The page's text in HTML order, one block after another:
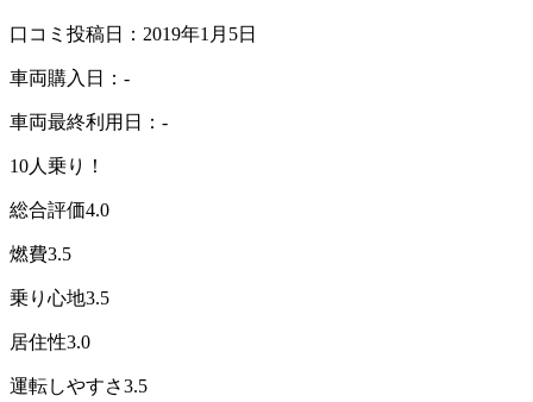
口コミ投稿日：2019年1月5日
車両購入日：-
車両最終利用日：-
10人乗り！
総合評価4.0
燃費3.5
乗り心地3.5
居住性3.0
運転しやすさ3.5